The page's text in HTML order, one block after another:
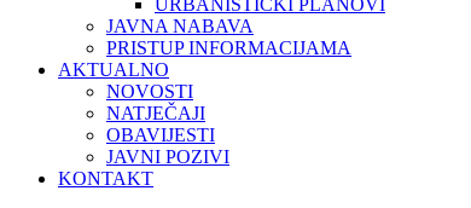
URBANISTIČKI PLANOVI
JAVNA NABAVA
PRISTUP INFORMACIJAMA
AKTUALNO
NOVOSTI
NATJEČAJI
OBAVIJESTI
JAVNI POZIVI
KONTAKT